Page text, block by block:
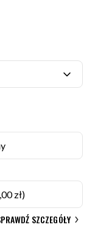
zł)
SZCZEGÓŁY